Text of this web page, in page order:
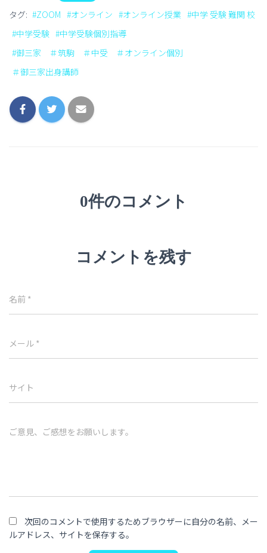
タグ: #ZOOM #オンライン #オンライン授業 #中学 受験 難関 校
#中学受験 #中学受験個別指導
#御三家 ＃筑駒 ＃中受 ＃オンライン個別
＃御三家出身講師
0件のコメント
コメントを残す
名前 *
メール *
サイト
ご意見、ご感想をお願いします。
次回のコメントで使用するためブラウザーに自分の名前、メー
ルアドレス、サイトを保存する。